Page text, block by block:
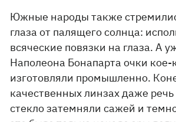
Южные народы также
глаза от палящего солнца:
всяческие повязки на глаза. А
Наполеона Бонапарта очки кое-
изготовляли промышленно.
качественных линзах даже
стекло затемняли сажей и